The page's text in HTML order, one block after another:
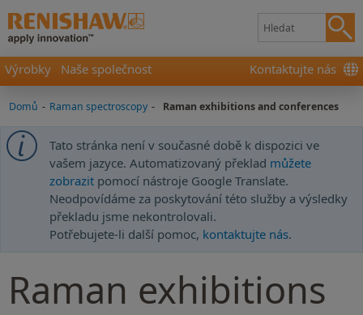
Výrobky Naše společnost Kontaktujte nás
Domů - Raman spectroscopy - Raman exhibitions and conferences
Tato stránka není v současné době k dispozici ve
vašem jazyce. Automatizovaný překlad můžete
zobrazit pomocí nástroje Google Translate.
Neodpovídáme za poskytování této služby a výsledky
překladu jsme nekontrolovali.
Potřebujete-li další pomoc, kontaktujte nás.
Raman exhibitions